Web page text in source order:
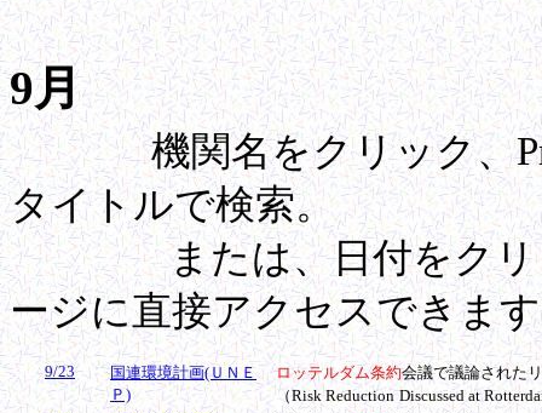
9月
機関名をクリック、
タイトルで検索。
または、日付をクリッ
ージに直接アクセスできま
9/23
国連環境計画(ＵＮＥ
Ｐ)
ロッテルダム条約会議で議論された
（Risk Reduction Discussed at